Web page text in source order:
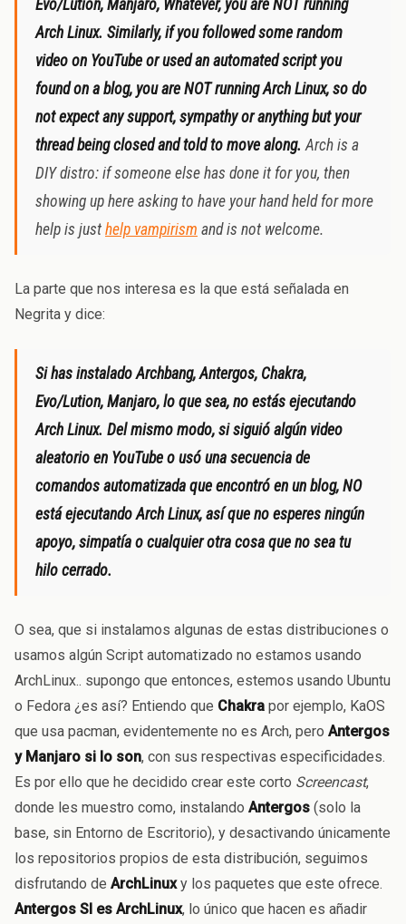
Evo/Lution, Manjaro, Whatever, you are NOT running
Arch Linux. Similarly, if you followed some random
video on YouTube or used an automated script you
found on a blog, you are NOT running Arch Linux, so do
not expect any support, sympathy or anything but your
thread being closed and told to move along. Arch is a
DIY distro: if someone else has done it for you, then
showing up here asking to have your hand held for more
help is just help vampirism and is not welcome.
La parte que nos interesa es la que está señalada en
Negrita y dice:
Si has instalado Archbang, Antergos, Chakra,
Evo/Lution, Manjaro, lo que sea, no estás ejecutando
Arch Linux. Del mismo modo, si siguió algún video
aleatorio en YouTube o usó una secuencia de
comandos automatizada que encontró en un blog, NO
está ejecutando Arch Linux, así que no esperes ningún
apoyo, simpatía o cualquier otra cosa que no sea tu
hilo cerrado.
O sea, que si instalamos algunas de estas distribuciones o
usamos algún Script automatizado no estamos usando
ArchLinux.. supongo que entonces, estemos usando Ubuntu
o Fedora ¿es así? Entiendo que Chakra por ejemplo, KaOS
que usa pacman, evidentemente no es Arch, pero Antergos
y Manjaro si lo son, con sus respectivas especificidades.
Es por ello que he decidido crear este corto Screencast,
donde les muestro como, instalando Antergos (solo la
base, sin Entorno de Escritorio), y desactivando únicamente
los repositorios propios de esta distribución, seguimos
disfrutando de ArchLinuxy los paquetes que este ofrece.
Antergos SI es ArchLinux, lo único que hacen es añadir